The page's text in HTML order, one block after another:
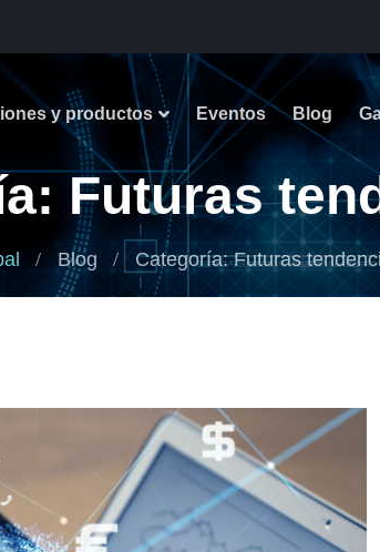
y productos Eventos Blog
Futuras
Blog Categoría: Futuras